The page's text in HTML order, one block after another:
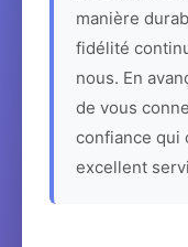
manière
fidélité
nous. En
de vous
confiance qui
excellent